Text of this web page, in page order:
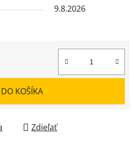
9.8.2026
DO KOŠÍKA
Zdieľať